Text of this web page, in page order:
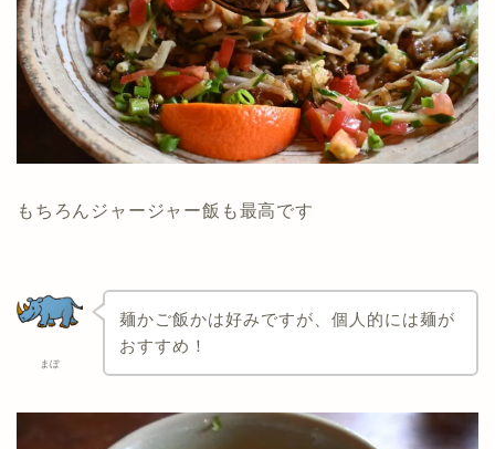
もちろんジャージャー飯も最高です
まぼ
麺かご飯かは好みですが、個人的には麺が
おすすめ！